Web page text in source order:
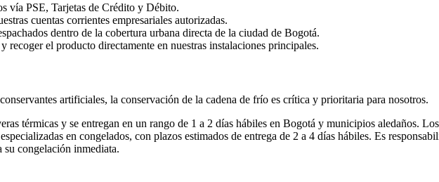
vía PSE, Tarjetas de Crédito y Débito.
cuentas corrientes empresariales autorizadas.
dentro de la cobertura urbana directa de la ciudad de Bogotá.
recoger el producto directamente en nuestras instalaciones principales.
artificiales, la conservación de la cadena de frío es crítica y prioritaria para nosotros.
térmicas y se entregan en un rango de 1 a 2 días hábiles en Bogotá y municipios aledaños.
en congelados, con plazos estimados de entrega de 2 a 4 días hábiles. Es
su congelación inmediata.